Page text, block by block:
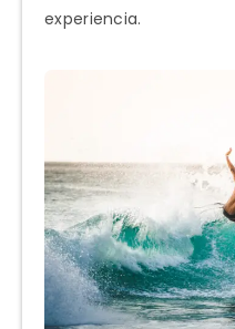
experiencia.